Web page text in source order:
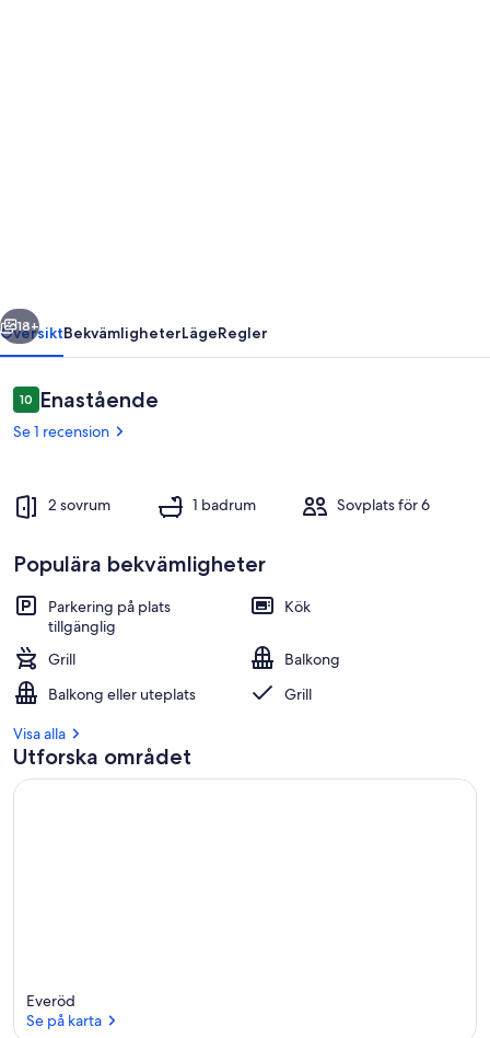
Restauranger
Nästa
18+
ÖversiktBekvämligheterLägeRegler
Recensioner
1010 av 10,
Enastående
Se 1 recension
2 sovrum 1 badrum Sovplats för 6
Populära bekvämligheter
Parkering på plats
tillgänglig
Kök
Grill
Balkong
Balkong eller uteplats
Grill
Visa alla
Utforska området
Everöd
Se på karta